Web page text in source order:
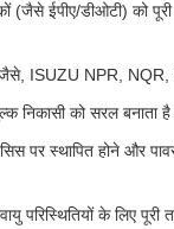
(जैसे ईपीए/डीओटी) को
(जैसे, ISUZU NPR,
निकासी को सरल बनाता
पर स्थापित होने और
परिस्थितियों के लिए